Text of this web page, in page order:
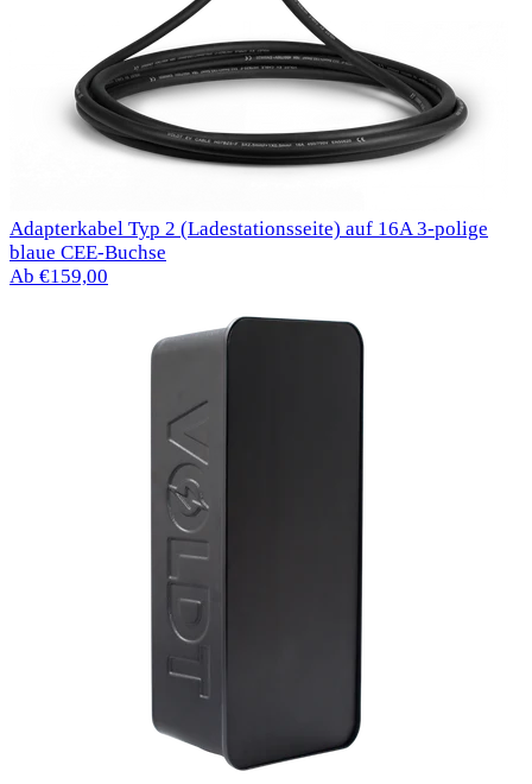
Adapterkabel Typ 2 (Ladestationsseite) auf 16A 3-polige
blaue CEE-Buchse
Ab €159,00